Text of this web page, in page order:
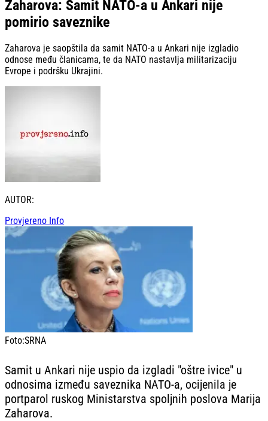
Zaharova: Samit NATO-a u Ankari nije
pomirio saveznike
Zaharova je saopštila da samit NATO-a u Ankari nije izgladio
odnose među članicama, te da NATO nastavlja militarizaciju
Evrope i podršku Ukrajini.
AUTOR:
Provjereno Info
Foto:SRNA
Samit u Ankari nije uspio da izgladi "oštre ivice" u
odnosima između saveznika NATO-a, ocijenila je
portparol ruskog Ministarstva spoljnih poslova Marija
Zaharova.